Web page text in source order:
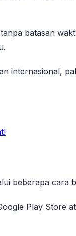
batasan
internasional,
beberapa cara
Play